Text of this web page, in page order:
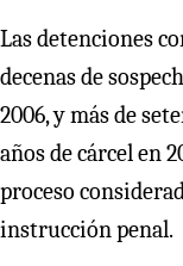
Las detenciones
decenas de
2006, y más de
años de cárcel en
proceso
instrucción penal.